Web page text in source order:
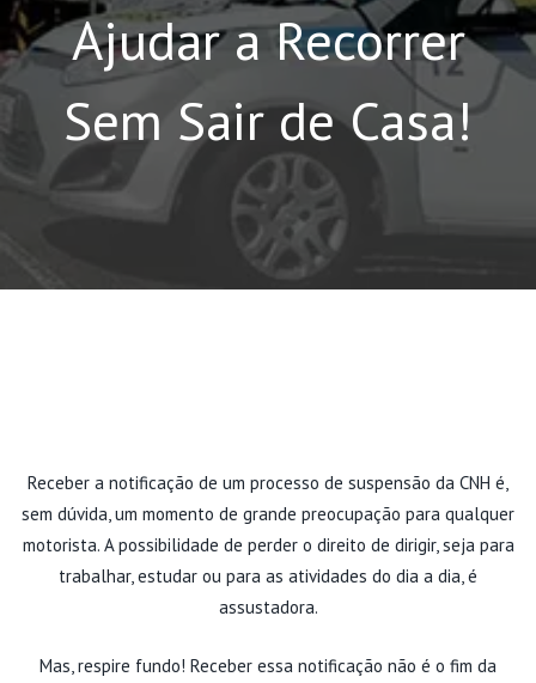
(31) 98229-5662
(31) 98752-0612
Ajudar a Recorrer
Sem Sair de Casa!
Receber a notificação de um processo de suspensão da CNH é,
sem dúvida, um momento de grande preocupação para qualquer
motorista. A possibilidade de perder o direito de dirigir, seja para
trabalhar, estudar ou para as atividades do dia a dia, é
assustadora.
Mas, respire fundo! Receber essa notificação não é o fim da